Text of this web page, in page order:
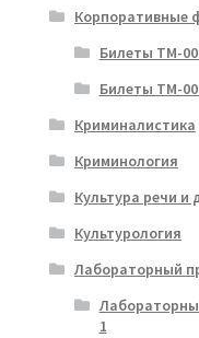
Корпоративные
Билеты ТМ-
Билеты ТМ-
Криминалистика
Криминология
Культура речи и
Культурология
Лабораторный
1